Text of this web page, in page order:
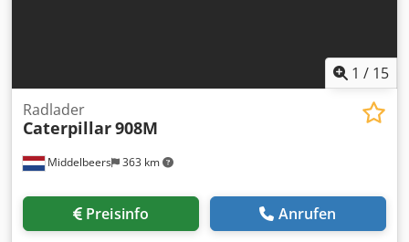
1 / 15
Middelbeers 363 km
Radlader
Caterpillar908M
Preisinfo Anrufen